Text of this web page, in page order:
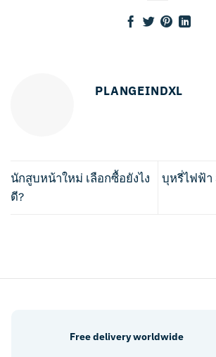
PLANGEINDXL
นักสูบหน้าใหม่ เลือกซื้อยังไง
ดี?
บุหรี่ไฟฟ้า
Free delivery worldwide